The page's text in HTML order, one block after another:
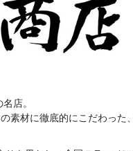
店。
素材に徹底的にこだわった